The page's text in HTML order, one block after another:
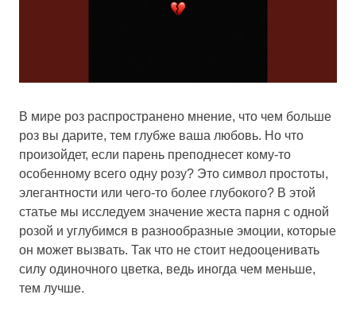
В мире роз распространено мнение, что чем больше
роз вы дарите, тем глубже ваша любовь. Но что
произойдет, если парень преподнесет кому-то
особенному всего одну розу? Это символ простоты,
элегантности или чего-то более глубокого? В этой
статье мы исследуем значение жеста парня с одной
розой и углубимся в разнообразные эмоции, которые
он может вызвать. Так что не стоит недооценивать
силу одиночного цветка, ведь иногда чем меньше,
тем лучше.